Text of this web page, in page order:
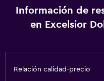
Esquí
Entretenimiento nocturno
Información de
en Excelsior
Relación calidad-precio